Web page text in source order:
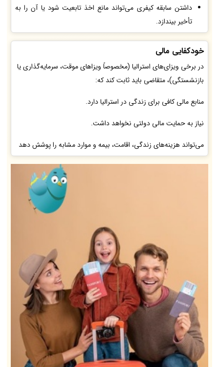
داشتن سابقه کیفری می‌تواند مانع اخذ تابعیت شود یا آن را به
تأخیر بیندازد.
خودکفایی مالی
در برخی ویزای‌های استرالیا (مخصوصاً ویزاهای موقت، سرمایه‌گذاری یا
بازنشستگی)، متقاضی باید ثابت کند که:
منابع مالی کافی برای زندگی در استرالیا دارد.
نیاز به حمایت مالی دولتی نخواهد داشت.
می‌تواند هزینه‌های زندگی، اقامت، بیمه و موارد مشابه را پوشش دهد